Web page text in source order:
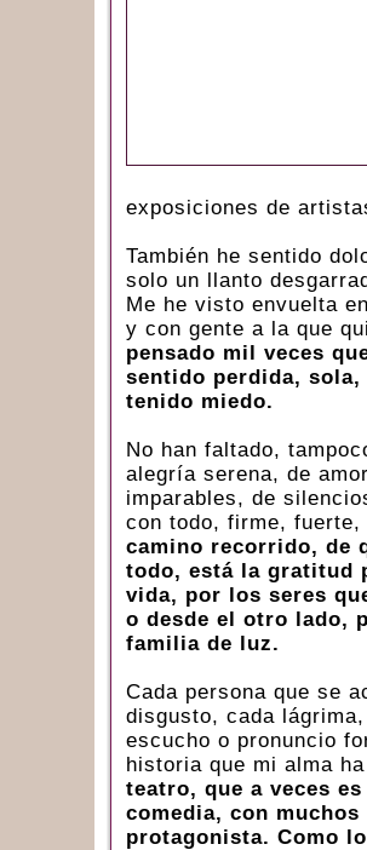
exposiciones de
También he sentido
solo un llanto
Me he visto envuelta
y con gente a la que
pensado mil veces
sentido perdida, sola,
tenido miedo.
No han faltado,
alegría serena, de
imparables, de
con todo, firme,
camino recorrido, de
todo, está la gratitud
vida, por los seres
o desde el otro lado,
familia de luz.
Cada persona que se
disgusto, cada
escucho o pronuncio
historia que mi alma
teatro, que a veces
comedia, con
protagonista. Como